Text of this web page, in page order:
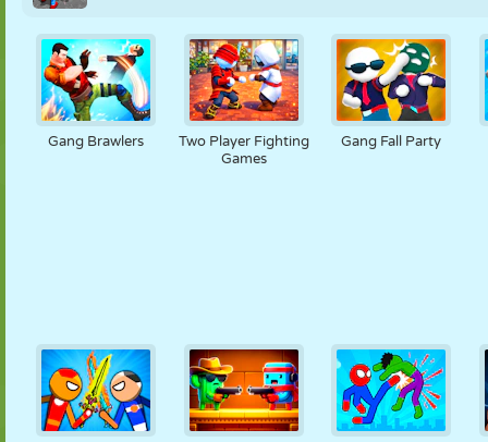
Gang Brawlers
Two Player Fighting
Games
Gang Fall Party